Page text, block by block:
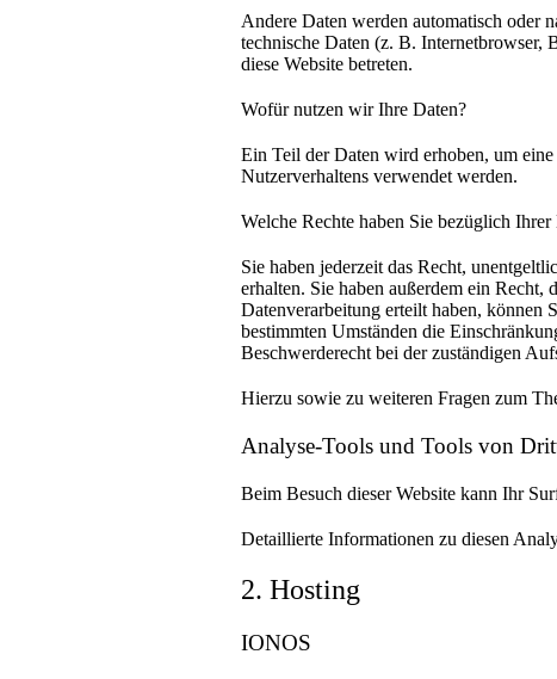
Andere Daten werden automatisch oder
technische Daten (z. B. Internetbrowser,
diese Website betreten.
Wofür nutzen wir Ihre Daten?
Ein Teil der Daten wird erhoben, um
Nutzerverhaltens verwendet werden.
Welche Rechte haben Sie bezüglich Ihrer
Sie haben jederzeit das Recht,
erhalten. Sie haben außerdem ein
Datenverarbeitung erteilt haben, können
bestimmten Umständen die
Beschwerderecht bei der zuständigen
Hierzu sowie zu weiteren Fragen zum
Analyse-Tools und Tools von
Beim Besuch dieser Website kann Ihr
Detaillierte Informationen zu diesen
2. Hosting
IONOS